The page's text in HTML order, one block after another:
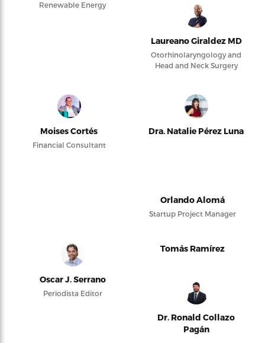
Renewable Energy
Laureano Giraldez MD
Otorhinolaryngology and
Head and Neck Surgery
Moises Cortés
Financial Consultant
Dra. Natalie Pérez Luna
Orlando Alomá
Startup Project Manager
Oscar J. Serrano
Periodista Editor
Tomás Ramírez
Dr. Ronald Collazo
Pagán